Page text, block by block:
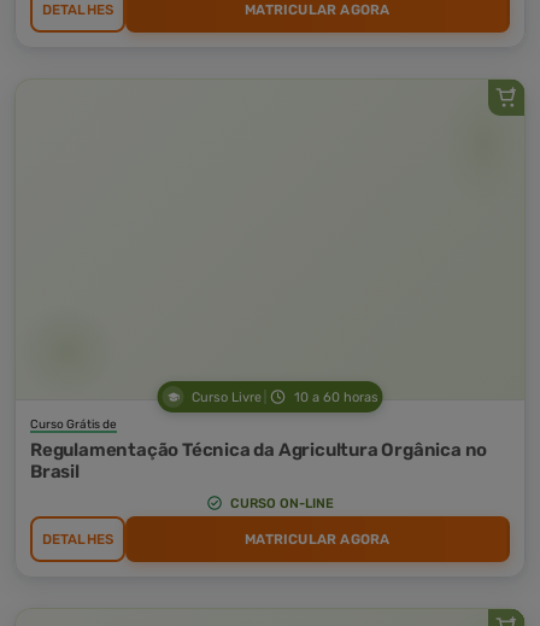
DETALHES MATRICULAR AGORA
Curso Livre 10 a 60 horas
Curso Grátis de
Regulamentação Técnica da Agricultura Orgânica no
Brasil
CURSO ON-LINE
DETALHES MATRICULAR AGORA